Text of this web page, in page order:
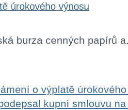
úrokového výnosu
burza cenných papírů
o výplatě
kupní smlouvu